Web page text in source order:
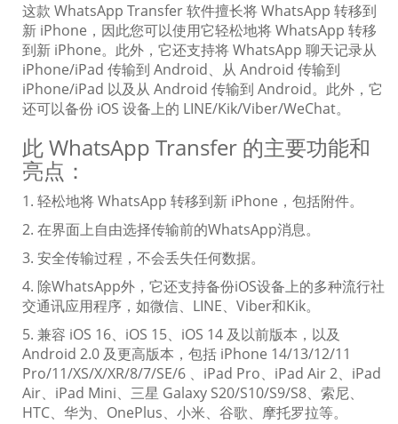
这款 WhatsApp Transfer 软件擅长将 WhatsApp 转移到
新 iPhone，因此您可以使用它轻松地将 WhatsApp 转移
到新 iPhone。此外，它还支持将 WhatsApp 聊天记录从
iPhone/iPad 传输到 Android、从 Android 传输到
iPhone/iPad 以及从 Android 传输到 Android。此外，它
还可以备份 iOS 设备上的 LINE/Kik/Viber/WeChat。
此 WhatsApp Transfer 的主要功能和
亮点：
1. 轻松地将 WhatsApp 转移到新 iPhone，包括附件。
2. 在界面上自由选择传输前的WhatsApp消息。
3. 安全传输过程，不会丢失任何数据。
4. 除WhatsApp外，它还支持备份iOS设备上的多种流行社
交通讯应用程序，如微信、LINE、Viber和Kik。
5. 兼容 iOS 16、iOS 15、iOS 14 及以前版本，以及
Android 2.0 及更高版本，包括 iPhone 14/13/12/11
Pro/11/XS/X/XR/8/7/SE/6 、iPad Pro、iPad Air 2、iPad
Air、iPad Mini、三星 Galaxy S20/S10/S9/S8、索尼、
HTC、华为、OnePlus、小米、谷歌、摩托罗拉等。